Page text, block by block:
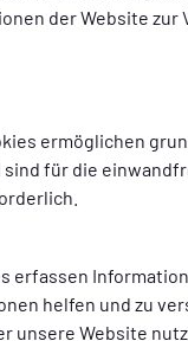
der Website zur
ermöglichen
sind für die
erfassen
helfen und zu
unsere Website
© 2026 SV Molbergen,